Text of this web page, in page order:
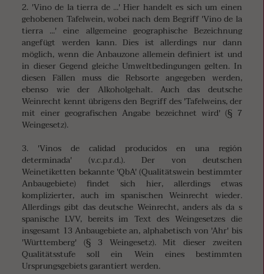
2. 'Vino de la tierra de ...' Hier handelt es sich um einen
gehobenen Tafelwein, wobei nach dem Begriff 'Vino de la
tierra ...' eine allgemeine geographische Bezeichnung
angefügt werden kann. Dies ist allerdings nur dann
möglich, wenn die Anbauzone allemein definiert ist und
in dieser Gegend gleiche Umweltbedingungen gelten. In
diesen Fällen muss die Rebsorte angegeben werden,
ebenso wie der Alkoholgehalt. Auch das deutsche
Weinrecht kennt übrigens den Begriff des 'Tafelweins, der
mit einer geografischen Angabe bezeichnet wird' (§ 7
Weingesetz).
3. 'Vinos de calidad producidos en una región
determinada' (v.c.p.r.d.). Der von deutschen
Weinetiketten bekannte 'QbA' (Qualitätswein bestimmter
Anbaugebiete) findet sich hier, allerdings etwas
komplizierter, auch im spanischen Weinrecht wieder.
Allerdings gibt das deutsche Weinrecht, anders als da s
spanische LVV, bereits im Text des Weingesetzes die
insgesamt 13 Anbaugebiete an, alphabetisch von 'Ahr' bis
'Württemberg' (§ 3 Weingesetz). Mit dieser zweiten
Qualitätsstufe soll ein Wein eines bestimmten
Ursprungsgebiets garantiert werden.